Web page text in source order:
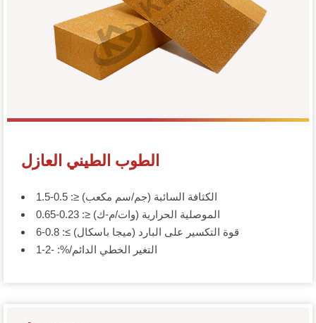
الطوب الطيني العازل
الكثافة السائبة (جم/سم مكعب) ≤: 0.5-1.5
الموصلية الحرارية (وات/م-ك) ≤: 0.23-0.65
قوة التكسير على البارد (ميجا باسكال) ≥: 0.8-6
التغير الخطي الدائم/%: -2-1